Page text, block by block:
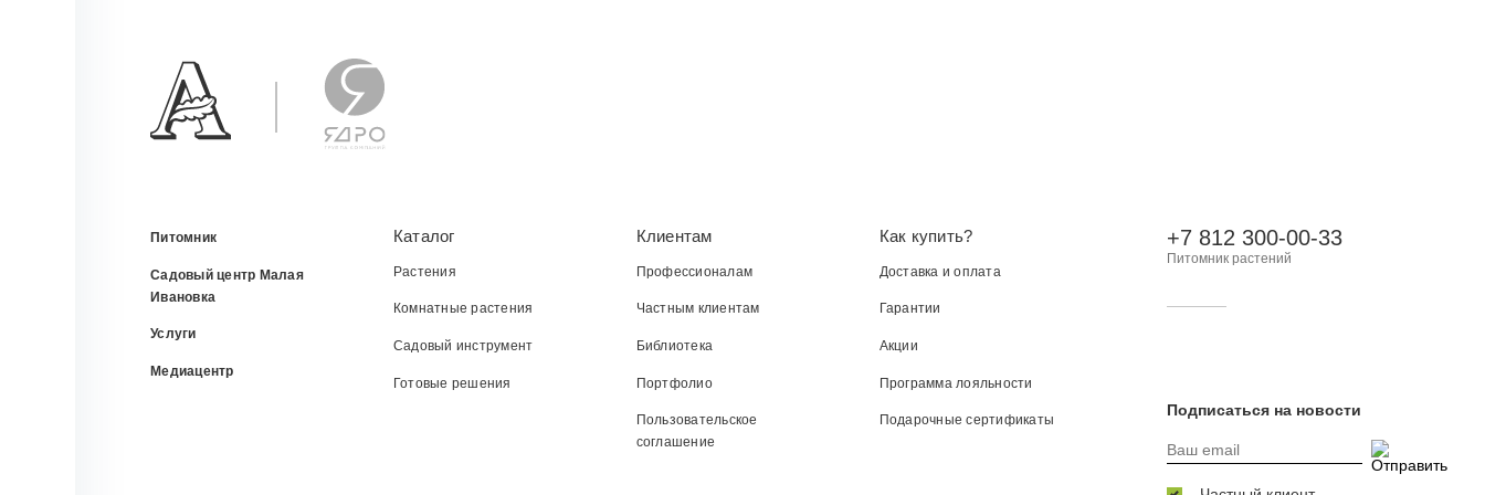
Питомник
Садовый центр Малая
Ивановка
Услуги
Медиацентр
Каталог
Растения
Комнатные растения
Садовый инструмент
Готовые решения
Клиентам
Профессионалам
Частным клиентам
Библиотека
Портфолио
Пользовательское
соглашение
Как купить?
Доставка и оплата
Гарантии
Акции
Программа лояльности
Подарочные сертификаты
+7 812 300-00-33
Питомник растений
Подписаться на новости